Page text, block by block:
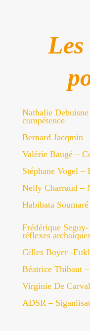
Nathalie
compétence
Bernard Jacqmin
Valérie Baugé –
Stéphane Vogel –
Nelly Charraud –
Habibata
Frédérique
réflexes
Gilles Boyer -
Béatrice Thibaut
Virginie De
ADSR –